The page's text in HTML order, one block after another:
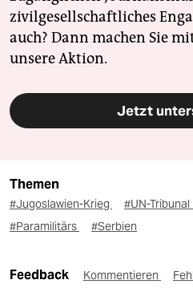
zivilgesellschaftliches
auch? Dann machen Sie
unsere Aktion.
Jetzt
Themen
#Jugoslawien-Krieg
#UN-
#Paramilitärs
#Serbien
Feedback Kommentieren